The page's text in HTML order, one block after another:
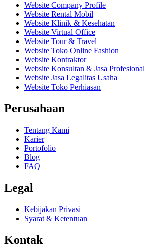
Website Company Profile
Website Rental Mobil
Website Klinik & Kesehatan
Website Virtual Office
Website Tour & Travel
Website Toko Online Fashion
Website Kontraktor
Website Konsultan & Jasa Profesional
Website Jasa Legalitas Usaha
Website Toko Perhiasan
Perusahaan
Tentang Kami
Karier
Portofolio
Blog
FAQ
Legal
Kebijakan Privasi
Syarat & Ketentuan
Kontak